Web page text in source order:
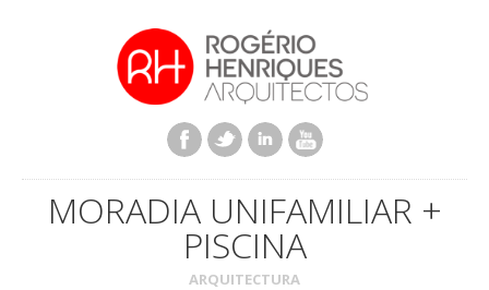
MORADIA UNIFAMILIAR +
PISCINA
ARQUITECTURA